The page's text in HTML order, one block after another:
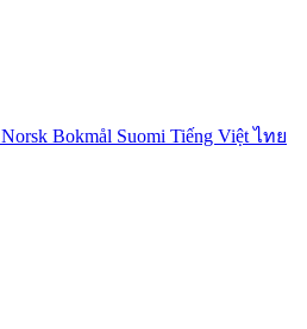
Norsk Bokmål Suomi Tiếng Việtไทย